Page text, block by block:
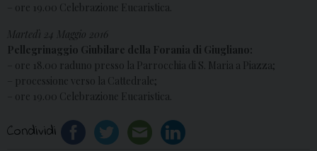
– ore 19.00 Celebrazione Eucaristica.
Martedì 24 Maggio 2016
Pellegrinaggio Giubilare della Forania di Giugliano:
– ore 18.00 raduno presso la Parrocchia di S. Maria a Piazza;
– processione verso la Cattedrale;
– ore 19.00 Celebrazione Eucaristica.
Condividi